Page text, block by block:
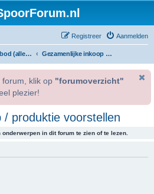
Aanmelden
Registreer
Vraag en aanbod (alleen voor geregistreerde gebruikers). Gezamenlijke inkoop / produktie voorstellen
forum, klik op "forumoverzicht"
plezier!
/ produktie voorstellen
in dit forum te zien of te lezen.